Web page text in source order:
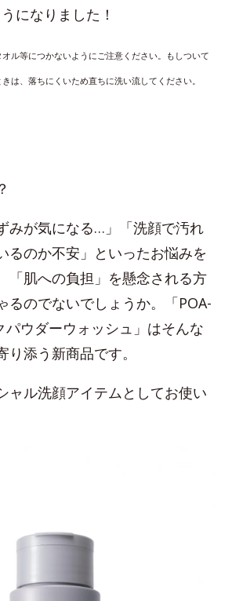
になりました！
オル等につかないようにご注意ください。もしついて
きは、落ちにくいため直ちに洗い流してください。
みが気になる…」「洗顔で汚れ
るのか不安」といったお悩みを
「肌への負担」を懸念される方
るのでないでしょうか。「POA-
ウダーウォッシュ」はそんな
添う新商品です。
ャル洗顔アイテムとしてお使い